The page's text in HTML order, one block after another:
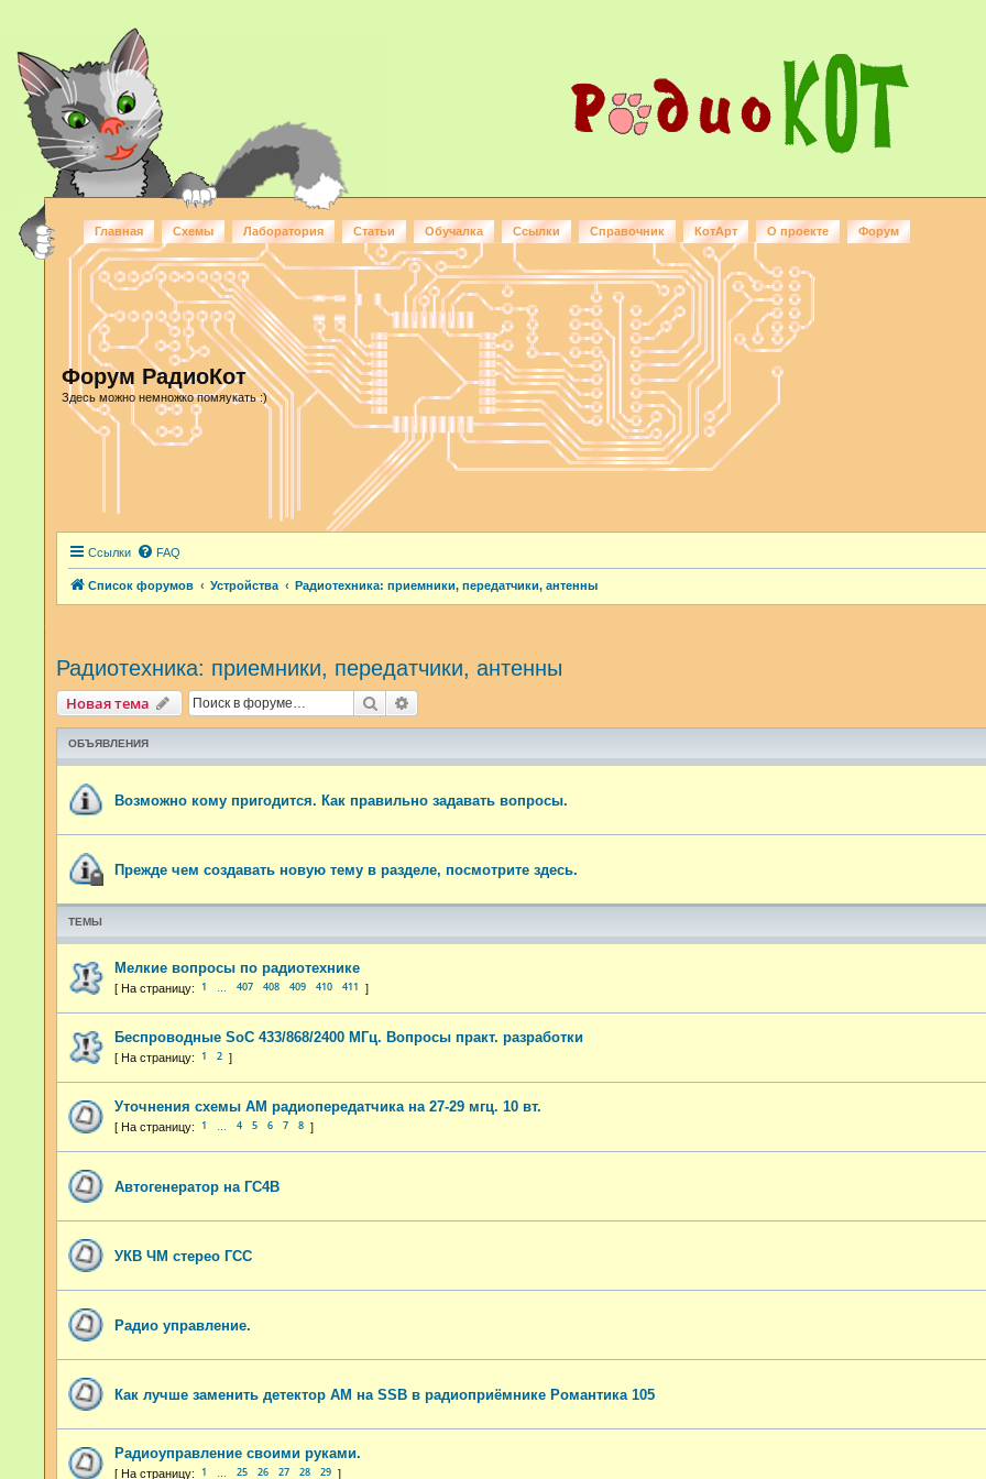
Главная Схемы Лаборатория Статьи Обучалка Ссылки Справочник КотАрт О проекте Форум
Форум РадиоКот
Здесь можно немножко помяукать :)
Ссылки FAQ
Список форумов Устройства Радиотехника: приемники, передатчики, антенны
Радиотехника: приемники, передатчики, антенны
Новая тема Поиск
ОБЪЯВЛЕНИЯ
Возможно кому пригодится. Как правильно задавать вопросы.
Прежде чем создавать новую тему в разделе, посмотрите здесь.
ТЕМЫ
Мелкие вопросы по радиотехнике
1 407 408 409 410 411
Беспроводные SoC 433/868/2400 МГц. Вопросы практ. разработки
1 2
Уточнения схемы АМ радиопередатчика на 27-29 мгц. 10 вт.
1 4 5 6 7 8
Автогенератор на ГС4В
УКВ ЧМ стерео ГСС
Радио управление.
Как лучше заменить детектор АМ на SSB в радиоприёмнике Романтика 105
Радиоуправление своими руками.
1 25 26 27 28 29